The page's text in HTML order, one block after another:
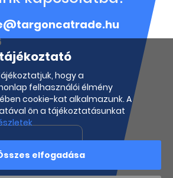
érdeklődik?
hogy a
felhasználói élmény
cookie-kat alkalmazunk. A
ön a tájékoztatásunkat
elfogadása